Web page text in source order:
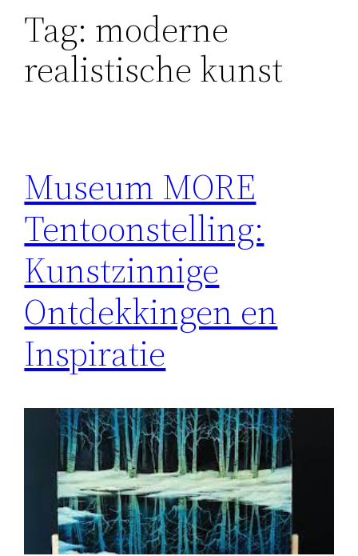
Tag: moderne
realistische kunst
Museum MORE
Tentoonstelling:
Kunstzinnige
Ontdekkingen en
Inspiratie